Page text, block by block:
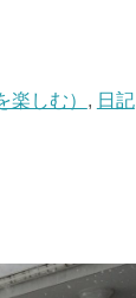
楽しむ） , 日記